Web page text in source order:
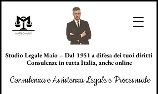
Studio Legale Maio – Dal 1951 a difesa dei tuoi diritti
Consulenze in tutta Italia, anche online
Consulenza e Assistenza Legale e Processuale